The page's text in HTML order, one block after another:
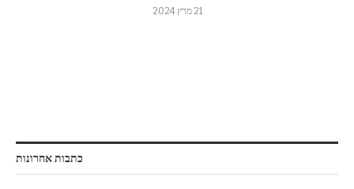
21 מרץ 2024
כתבות אחרונות